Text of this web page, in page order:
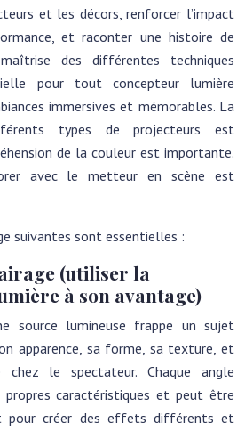
et les décors, renforcer l’impact
et raconter une histoire de
des différentes techniques
pour tout concepteur lumière
immersives et mémorables. La
types de projecteurs est
de la couleur est importante.
avec le metteur en scène est
suivantes sont essentielles :
(utiliser la
à son avantage)
source lumineuse frappe un sujet
apparence, sa forme, sa texture, et
chez le spectateur. Chaque angle
propres caractéristiques et peut être
pour créer des effets différents et